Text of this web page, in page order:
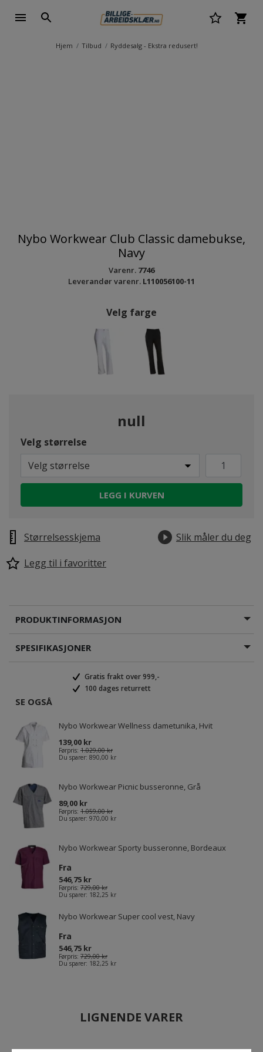
Hjem Tilbud Ryddesalg - Ekstra redusert!
Nybo Workwear Club Classic damebukse,
Navy
Varenr. 7746
Leverandør varenr. L110056100-11
Velg farge
null
Velg størrelse
Velg størrelse
LEGG I KURVEN
Størrelsesskjema
Slik måler du deg
Legg til i favoritter
PRODUKTINFORMASJON
SPESIFIKASJONER
Gratis frakt over 999,-
100 dages returrett
SE OGSÅ
Nybo Workwear Wellness dametunika, Hvit
139,00 kr
Førpris: 1.029,00 kr
Du sparer: 890,00 kr
Nybo Workwear Picnic busseronne, Grå
89,00 kr
Førpris: 1.059,00 kr
Du sparer: 970,00 kr
Nybo Workwear Sporty busseronne, Bordeaux
Fra
546,75 kr
Førpris: 729,00 kr
Du sparer: 182,25 kr
Nybo Workwear Super cool vest, Navy
Fra
546,75 kr
Førpris: 729,00 kr
Du sparer: 182,25 kr
LIGNENDE VARER